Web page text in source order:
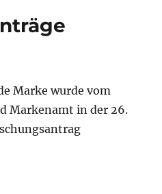
Marke wurde vom
Markenamt in der 26.